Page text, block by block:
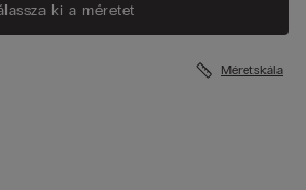
ki a méretet
Méretskála